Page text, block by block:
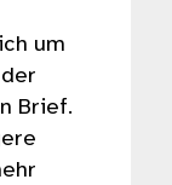
um
Brief.